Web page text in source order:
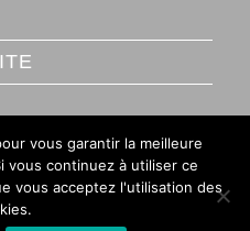
vous garantir la meilleure
vous continuez à utiliser ce
vous acceptez l'utilisation des